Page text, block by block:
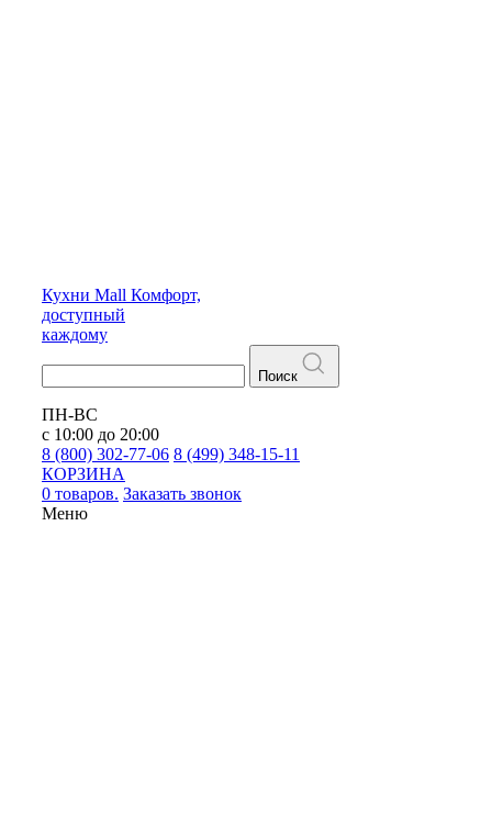
Кухни Mall Комфорт,
доступный
каждому
Поиск
ПН-ВС
с 10:00 до 20:00
8 (800) 302-77-06 8 (499) 348-15-11
КОРЗИНА
0 товаров. Заказать звонок
Меню